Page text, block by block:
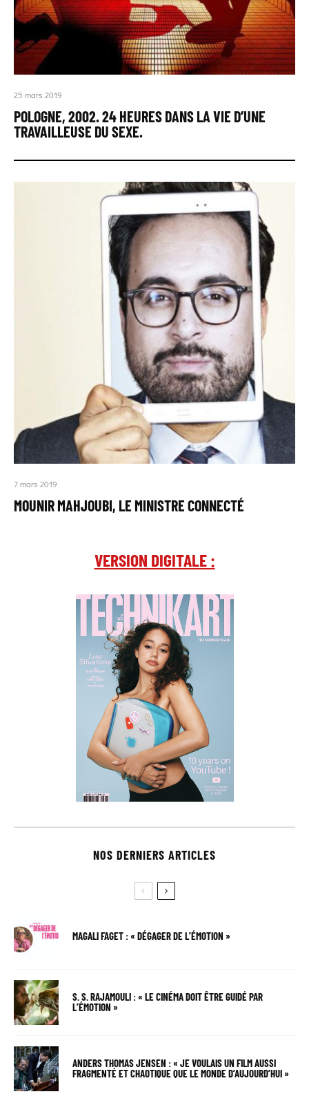
25 mars 2019
POLOGNE, 2002. 24 HEURES DANS LA VIE D’UNE
TRAVAILLEUSE DU SEXE.
7 mars 2019
MOUNIR MAHJOUBI, LE MINISTRE CONNECTÉ
VERSION DIGITALE :
NOS DERNIERS ARTICLES
MAGALI FAGET : « DÉGAGER DE L’ÉMOTION »
S. S. RAJAMOULI : « LE CINÉMA DOIT ÊTRE GUIDÉ PAR
L’ÉMOTION »
ANDERS THOMAS JENSEN : « JE VOULAIS UN FILM AUSSI
FRAGMENTÉ ET CHAOTIQUE QUE LE MONDE D’AUJOURD’HUI »